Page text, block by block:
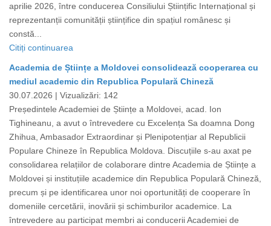
aprilie 2026, între conducerea Consiliului Științific Internațional și
reprezentanții comunității științifice din spațiul românesc și
constă...
Citiți continuarea
Academia de Științe a Moldovei consolidează cooperarea cu
mediul academic din Republica Populară Chineză
30.07.2026 | Vizualizări: 142
Președintele Academiei de Științe a Moldovei, acad. Ion
Tighineanu, a avut o întrevedere cu Excelența Sa doamna Dong
Zhihua, Ambasador Extraordinar și Plenipotențiar al Republicii
Populare Chineze în Republica Moldova. Discuțiile s-au axat pe
consolidarea relațiilor de colaborare dintre Academia de Științe a
Moldovei și instituțiile academice din Republica Populară Chineză,
precum și pe identificarea unor noi oportunități de cooperare în
domeniile cercetării, inovării și schimburilor academice. La
întrevedere au participat membri ai conducerii Academiei de